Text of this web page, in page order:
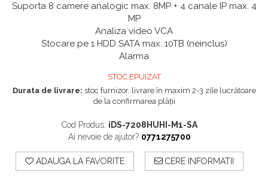
Suporta 8 camere analogic max. 8MP + 4 canale IP max. 4
MP
Analiza video VCA
Stocare pe 1 HDD SATA max. 10TB (neinclus)
Alarma
STOC EPUIZAT
Durata de livrare: stoc furnizor, livrare în maxim 2-3 zile lucrătoare
de la confirmarea plății
Cod Produs: iDS-7208HUHI-M1-SA
Ai nevoie de ajutor? 0771275700
ADAUGA LA FAVORITE CERE INFORMATII